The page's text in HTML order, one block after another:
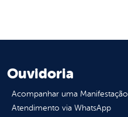
Ouvidoria
Acompanhar uma Manifestação
Atendimento via WhatsApp